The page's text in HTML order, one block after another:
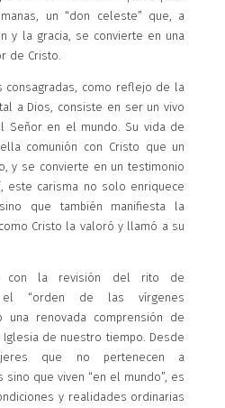
un “don celeste” que, a
y la gracia, se convierte en una
de Cristo.
consagradas, como reflejo de la
a Dios, consiste en ser un vivo
Señor en el mundo. Su vida de
comunión con Cristo que un
y se convierte en un testimonio
este carisma no solo enriquece
que también manifiesta la
Cristo la valoró y llamó a su
con la revisión del rito de
el “orden de las vírgenes
una renovada comprensión de
de nuestro tiempo. Desde
que no pertenecen a
que viven “en el mundo”, es
y realidades ordinarias